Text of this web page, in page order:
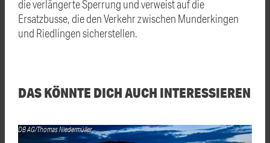
die verlängerte Sperrung und verweist auf die
Ersatzbusse, die den Verkehr zwischen Munderkingen
und Riedlingen sicherstellen.
DAS KÖNNTE DICH AUCH INTERESSIEREN
DB AG/Thomas Niedermüller